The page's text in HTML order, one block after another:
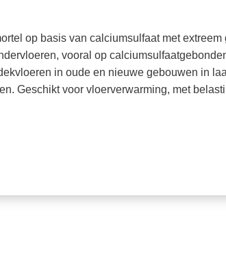
op basis van calciumsulfaat met
vooral op
in oude en nieuwe gebouwen in
Geschikt voor vloerverwarming, met